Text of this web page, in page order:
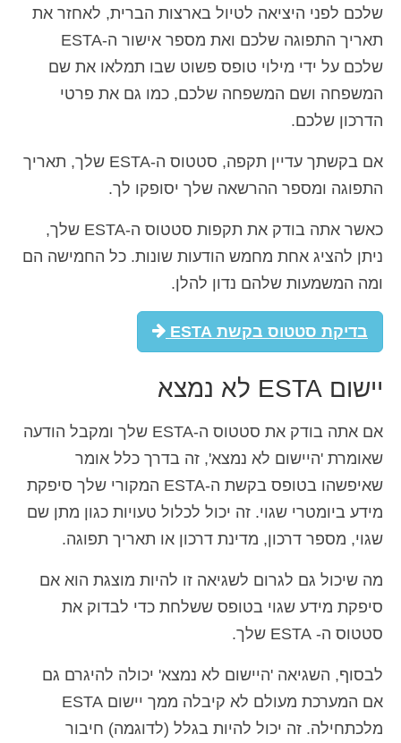
한국어
(קוראנית)
Norsk bokmål
(נורווגית)
Polski
Slovenčina
(סלאבית)
Español
(ספרדית )
)
שלכם לפני היציאה לטיול בארצות הברית, לאחזר את
תאריך התפוגה שלכם ואת מספר אישור ה-ESTA
שלכם על ידי מילוי טופס פשוט שבו תמלאו את שם
המשפחה ושם המשפחה שלכם, כמו גם את פרטי
הדרכון שלכם.
אם בקשתך עדיין תקפה, סטטוס ה-ESTA שלך, תאריך
התפוגה ומספר ההרשאה שלך יסופקו לך.
כאשר אתה בודק את תקפות סטטוס ה-ESTA שלך,
ניתן להציג אחת מחמש הודעות שונות. כל החמישה הם
ומה המשמעות שלהם נדון להלן.
בדיקת סטטוס בקשת ESTA
יישום ESTA לא נמצא
אם אתה בודק את סטטוס ה-ESTA שלך ומקבל הודעה
שאומרת 'היישום לא נמצא', זה בדרך כלל אומר
שאיפשהו בטופס בקשת ה-ESTA המקורי שלך סיפקת
מידע ביומטרי שגוי. זה יכול לכלול טעויות כגון מתן שם
שגוי, מספר דרכון, מדינת דרכון או תאריך תפוגה.
מה שיכול גם לגרום לשגיאה זו להיות מוצגת הוא אם
סיפקת מידע שגוי בטופס ששלחת כדי לבדוק את
סטטוס ה- ESTA שלך.
לבסוף, השגיאה 'היישום לא נמצא' יכולה להיגרם גם
אם המערכת מעולם לא קיבלה ממך יישום ESTA
מלכתחילה. זה יכול להיות בגלל (לדוגמה) חיבור